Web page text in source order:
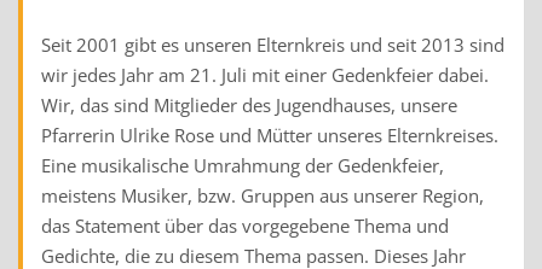
Seit 2001 gibt es unseren Elternkreis und seit 2013 sind
wir jedes Jahr am 21. Juli mit einer Gedenkfeier dabei.
Wir, das sind Mitglieder des Jugendhauses, unsere
Pfarrerin Ulrike Rose und Mütter unseres Elternkreises.
Eine musikalische Umrahmung der Gedenkfeier,
meistens Musiker, bzw. Gruppen aus unserer Region,
das Statement über das vorgegebene Thema und
Gedichte, die zu diesem Thema passen. Dieses Jahr